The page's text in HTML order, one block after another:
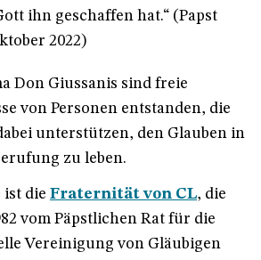
ihn geschaffen hat.“ (Papst
2022)
Don Giussanis sind freie
von Personen entstanden, die
unterstützen, den Glauben in
zu leben.
ist die Fraternität von CL, die
vom Päpstlichen Rat für die
Vereinigung von Gläubigen